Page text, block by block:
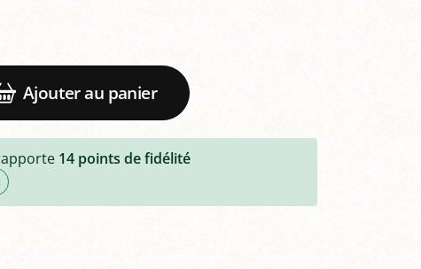
Ajouter au panier
14 points de fidélité